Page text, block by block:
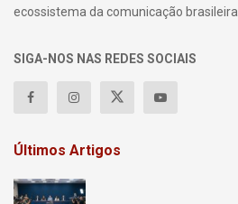
ecossistema da comunicação brasileira.
SIGA-NOS NAS REDES SOCIAIS
Últimos Artigos